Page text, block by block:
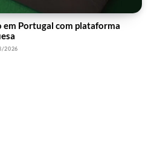
Portugal com plataforma
2026